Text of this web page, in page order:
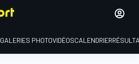
GALERIES PHOTOVIDÉOSCALENDRIER